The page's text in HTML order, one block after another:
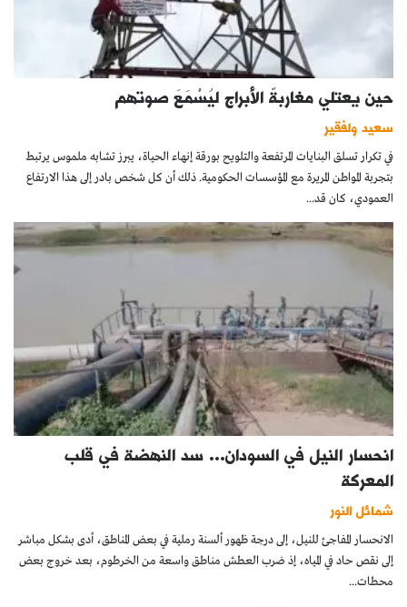
حين يعتلي مغاربةٌ الأبراج ليُسْمَعَ صوتهم
سعيد ولفقير
في تكرار تسلق البنايات المرتفعة والتلويح بورقة إنهاء الحياة، يبرز تشابه ملموس يرتبط
بتجربة المواطن المريرة مع المؤسسات الحكومية. ذلك أن كل شخص بادر إلى هذا الارتفاع
العمودي، كان قد...
انحسار النيل في السودان… سد النهضة في قلب
المعركة
شمائل النور
الانحسار المفاجئ للنيل، إلى درجة ظهور ألسنة رملية في بعض المناطق، أدى بشكل مباشر
إلى نقص حاد في المياه، إذ ضرب العطش مناطق واسعة من الخرطوم، بعد خروج بعض
محطات...